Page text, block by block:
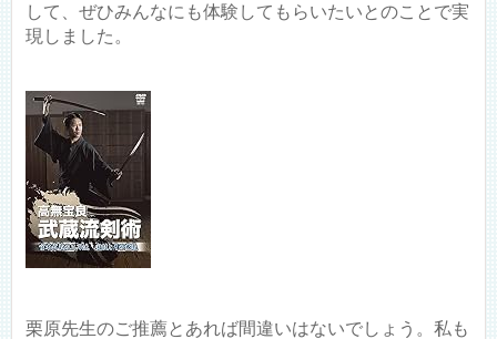
して、ぜひみんなにも体験してもらいたいとのことで実
現しました。
栗原先生のご推薦とあれば間違いはないでしょう。私も